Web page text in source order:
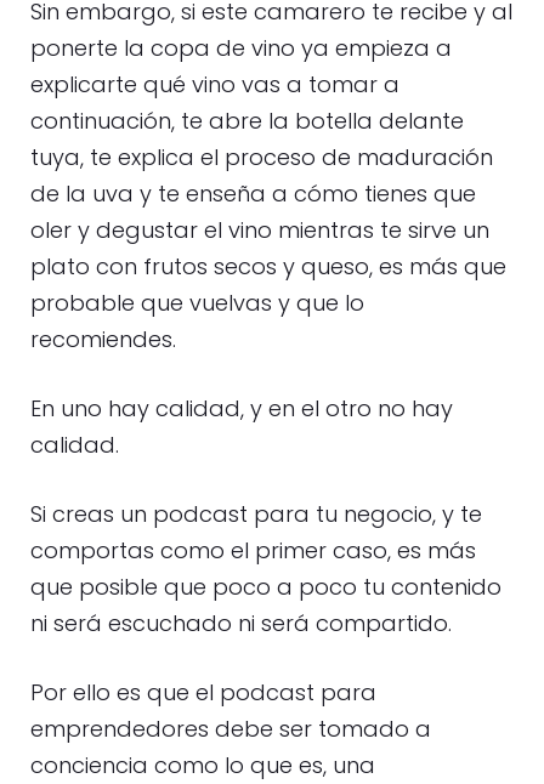
Sin embargo, si este camarero te recibe y al
ponerte la copa de vino ya empieza a
explicarte qué vino vas a tomar a
continuación, te abre la botella delante
tuya, te explica el proceso de maduración
de la uva y te enseña a cómo tienes que
oler y degustar el vino mientras te sirve un
plato con frutos secos y queso, es más que
probable que vuelvas y que lo
recomiendes.
En uno hay calidad, y en el otro no hay
calidad.
Si creas un podcast para tu negocio, y te
comportas como el primer caso, es más
que posible que poco a poco tu contenido
ni será escuchado ni será compartido.
Por ello es que el podcast para
emprendedores debe ser tomado a
conciencia como lo que es, una